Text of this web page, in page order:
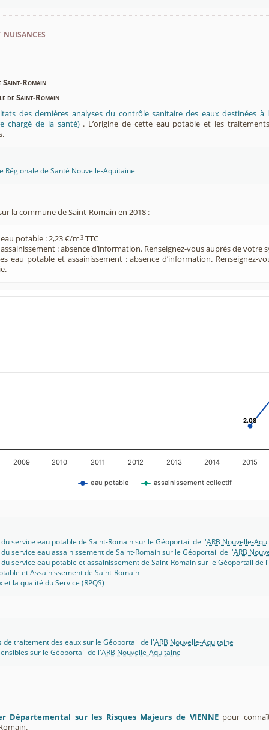
Saint-Romain
de Saint-Romain
des dernières analyses du contrôle sanitaire des eaux destinées
chargé de la santé) . L’origine de cette eau potable et les
Régionale de Santé Nouvelle-Aquitaine
la commune de Saint-Romain en 2018 :
potable : 2,23 €/m3 TTC
: absence d’information. Renseignez-vous auprès de votre
eau potable et assainissement : absence d’information. Renseignez-
2.08
2.08
eau potable assainissement collectif
2009 2010 2011 2012 2013 2014 2015
service eau potable de Saint-Romain sur le Géoportail de l'ARB Nouvelle-
service eau assainissement de Saint-Romain sur le Géoportail de l'ARB
service eau potable et assainissement de Saint-Romain sur le Géoportail de l'
et Assainissement de Saint-Romain
la qualité du Service (RPQS)
de traitement des eaux sur le Géoportail de l'ARB Nouvelle-Aquitaine
sur le Géoportail de l'ARB Nouvelle-Aquitaine
Départemental sur les Risques Majeurs de VIENNEpour